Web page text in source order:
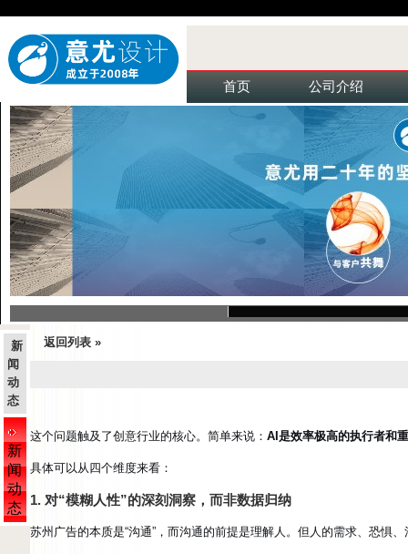
首页 公司介绍
新
闻
动
态
新
闻
动
态
返回列表 »
这个问题触及了创意行业的核心。简单来说： AI是效率极高的执行者和
具体可以从四个维度来看：
1. 对“模糊人性”的深刻洞察，而非数据归纳
苏州广告的本质是“沟通”，而沟通的前提是理解人。但人的需求、恐惧